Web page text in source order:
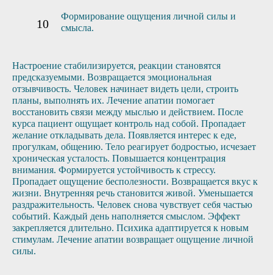
Формирование ощущения личной силы и
смысла.
Настроение стабилизируется, реакции становятся
предсказуемыми. Возвращается эмоциональная
отзывчивость. Человек начинает видеть цели, строить
планы, выполнять их. Лечение апатии помогает
восстановить связи между мыслью и действием. После
курса пациент ощущает контроль над собой. Пропадает
желание откладывать дела. Появляется интерес к еде,
прогулкам, общению. Тело реагирует бодростью, исчезает
хроническая усталость. Повышается концентрация
внимания. Формируется устойчивость к стрессу.
Пропадает ощущение бесполезности. Возвращается вкус к
жизни. Внутренняя речь становится живой. Уменьшается
раздражительность. Человек снова чувствует себя частью
событий. Каждый день наполняется смыслом. Эффект
закрепляется длительно. Психика адаптируется к новым
стимулам. Лечение апатии возвращает ощущение личной
силы.